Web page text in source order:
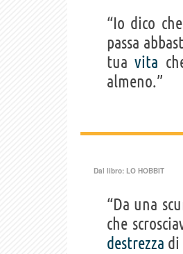
“Io dico
passa
tuavita
almeno.”
Dal libro: LO HOBBIT
“Da una
che
destrezza di